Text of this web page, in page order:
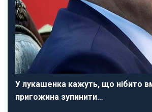
У лукашенка кажуть, що нібито
пригожина зупинити…